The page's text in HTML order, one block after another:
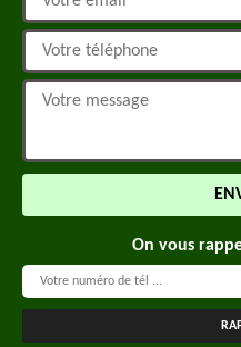
On vous